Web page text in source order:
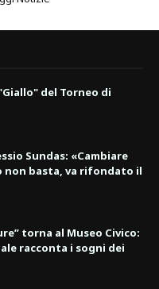
del Torneo di
Sundas: «Cambiare
non basta, va rifondato il
torna al Museo Civico:
racconta i sogni dei